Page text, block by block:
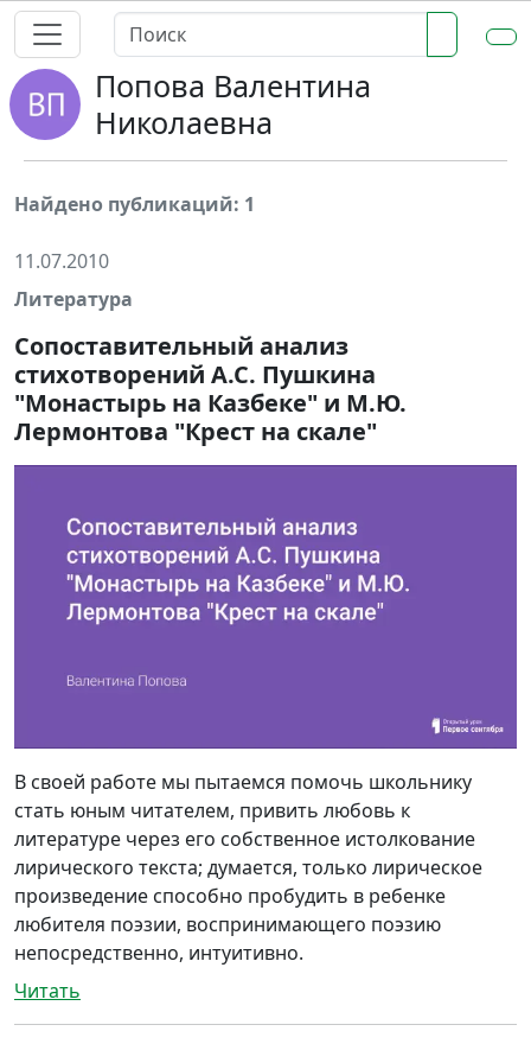
Попова Валентина
Николаевна
Найдено публикаций: 1
11.07.2010
Литература
Сопоставительный анализ
стихотворений А.С. Пушкина
"Монастырь на Казбеке" и М.Ю.
Лермонтова "Крест на скале"
В своей работе мы пытаемся помочь школьнику
стать юным читателем, привить любовь к
литературе через его собственное истолкование
лирического текста; думается, только лирическое
произведение способно пробудить в ребенке
любителя поэзии, воспринимающего поэзию
непосредственно, интуитивно.
Читать